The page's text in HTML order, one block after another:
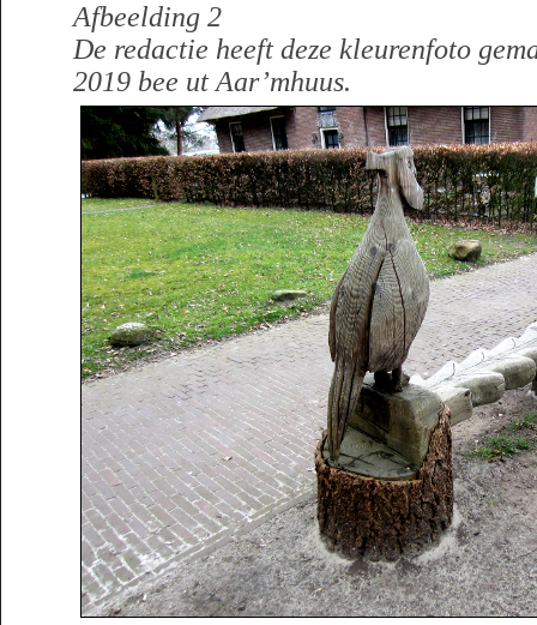
Afbeelding 2
De redactie heeft deze kleurenfoto
2019 bee ut Aar’mhuus.